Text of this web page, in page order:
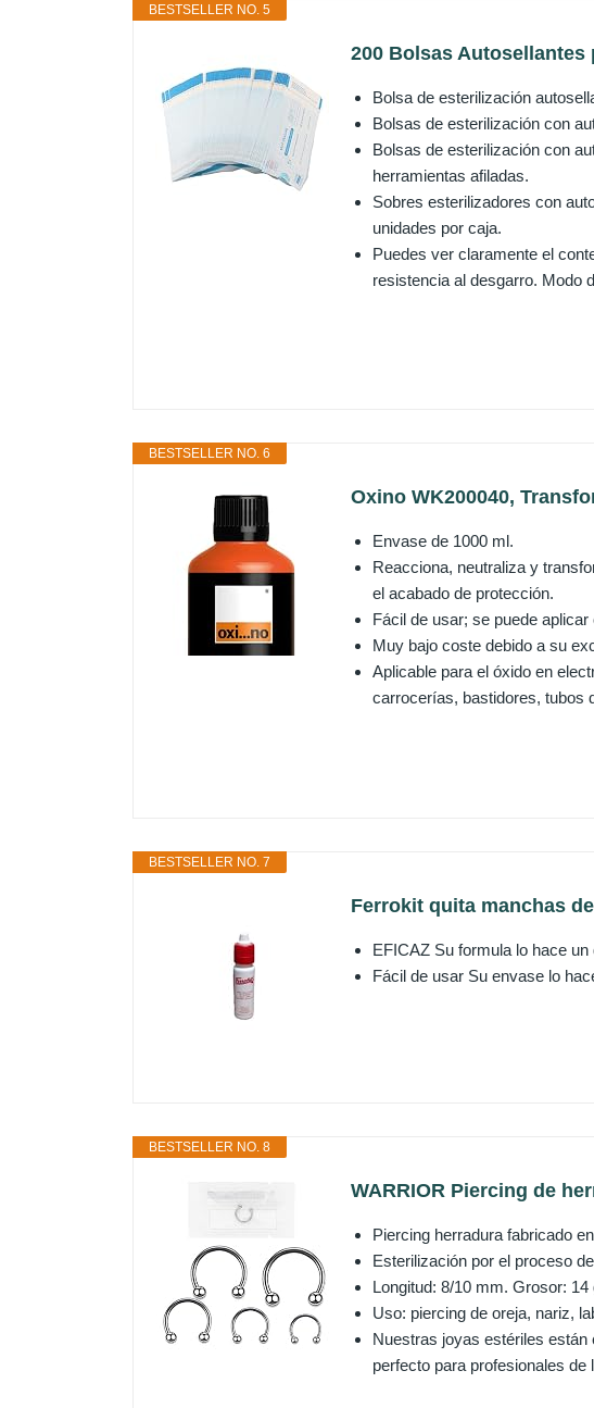
BESTSELLER NO. 5
200 Bolsas Autosellantes
Bolsa de esterilización
Bolsas de esterilización con
Bolsas de esterilización con
herramientas afiladas.
Sobres esterilizadores con
unidades por caja.
Puedes ver claramente el
resistencia al desgarro. Modo
BESTSELLER NO. 6
Oxino WK200040,
Envase de 1000 ml.
Reacciona, neutraliza y
el acabado de protección.
Fácil de usar; se puede
Muy bajo coste debido a su
Aplicable para el óxido en
carrocerías, bastidores, tubos
BESTSELLER NO. 7
Ferrokit quita manchas
EFICAZ Su formula lo hace
Fácil de usar Su envase lo
BESTSELLER NO. 8
WARRIOR Piercing de
Piercing herradura fabricado
Esterilización por el proceso
Longitud: 8/10 mm. Grosor: 14
Uso: piercing de oreja, nariz,
Nuestras joyas estériles están
perfecto para profesionales de